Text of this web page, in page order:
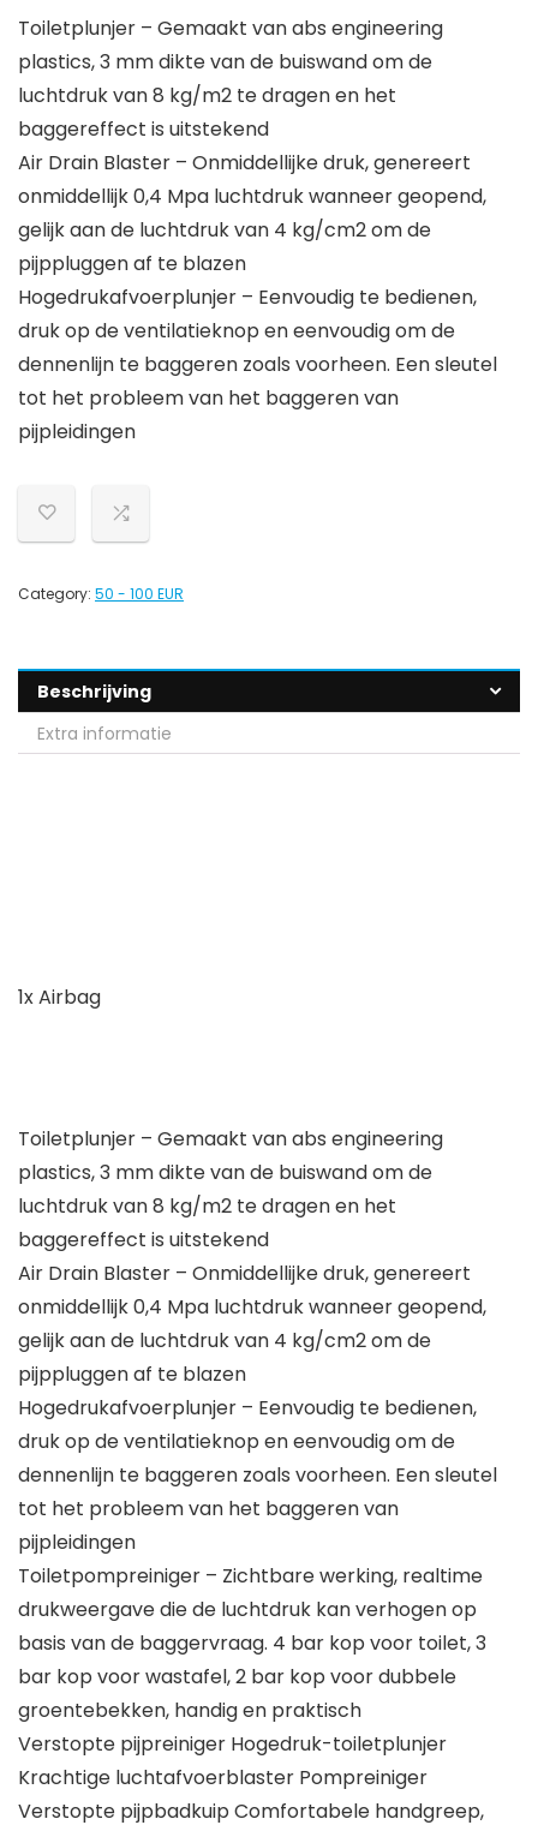
Toiletplunjer – Gemaakt van abs engineering
plastics, 3 mm dikte van de buiswand om de
luchtdruk van 8 kg/m2 te dragen en het
baggereffect is uitstekend
Air Drain Blaster – Onmiddellijke druk, genereert
onmiddellijk 0,4 Mpa luchtdruk wanneer geopend,
gelijk aan de luchtdruk van 4 kg/cm2 om de
pijppluggen af te blazen
Hogedrukafvoerplunjer – Eenvoudig te bedienen,
druk op de ventilatieknop en eenvoudig om de
dennenlijn te baggeren zoals voorheen. Een sleutel
tot het probleem van het baggeren van
pijpleidingen
Category: 50 - 100 EUR
Beschrijving
Extra informatie
1x Airbag
Toiletplunjer – Gemaakt van abs engineering
plastics, 3 mm dikte van de buiswand om de
luchtdruk van 8 kg/m2 te dragen en het
baggereffect is uitstekend
Air Drain Blaster – Onmiddellijke druk, genereert
onmiddellijk 0,4 Mpa luchtdruk wanneer geopend,
gelijk aan de luchtdruk van 4 kg/cm2 om de
pijppluggen af te blazen
Hogedrukafvoerplunjer – Eenvoudig te bedienen,
druk op de ventilatieknop en eenvoudig om de
dennenlijn te baggeren zoals voorheen. Een sleutel
tot het probleem van het baggeren van
pijpleidingen
Toiletpompreiniger – Zichtbare werking, realtime
drukweergave die de luchtdruk kan verhogen op
basis van de baggervraag. 4 bar kop voor toilet, 3
bar kop voor wastafel, 2 bar kop voor dubbele
groentebekken, handig en praktisch
Verstopte pijpreiniger Hogedruk-toiletplunjer
Krachtige luchtafvoerblaster Pompreiniger
Verstopte pijpbadkuip Comfortabele handgreep,